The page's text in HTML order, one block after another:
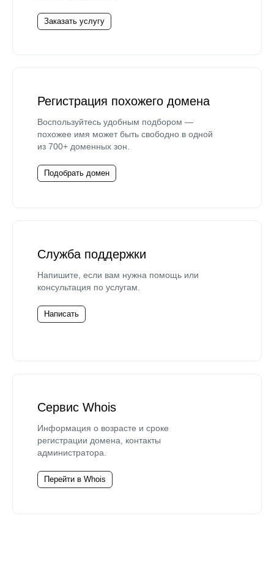
Заказать услугу
Регистрация похожего домена
Воспользуйтесь удобным подбором —
похожее имя может быть свободно в одной
из 700+ доменных зон.
Подобрать домен
Служба поддержки
Напишите, если вам нужна помощь или
консультация по услугам.
Написать
Сервис Whois
Информация о возрасте и сроке
регистрации домена, контакты
администратора.
Перейти в Whois